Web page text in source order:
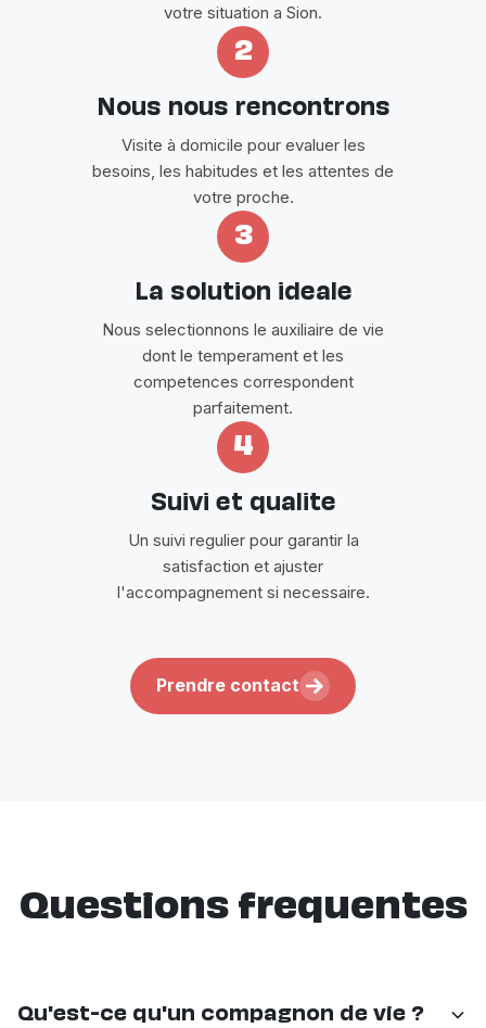
votre situation a Sion.
2
Nous nous rencontrons
Visite à domicile pour evaluer les
besoins, les habitudes et les attentes de
votre proche.
3
La solution ideale
Nous selectionnons le auxiliaire de vie
dont le temperament et les
competences correspondent
parfaitement.
4
Suivi et qualite
Un suivi regulier pour garantir la
satisfaction et ajuster
l'accompagnement si necessaire.
Prendre contact
Questions frequentes
Qu'est-ce qu'un compagnon de vie ?